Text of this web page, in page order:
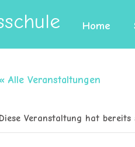
Home
Alle Veranstaltungen
Diese Veranstaltung hat bereits